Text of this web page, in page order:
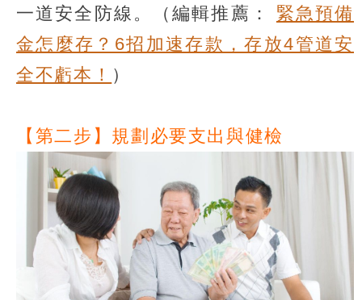
一道安全防線。（編輯推薦： 緊急預備
金怎麼存？6招加速存款，存放4管道安
全不虧本！ ）
【第二步】規劃必要支出與健檢